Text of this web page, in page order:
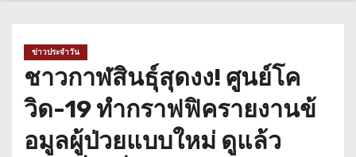
ข่าวประจำวัน
ชาวกาฬสินธุ์สุดงง! ศูนย์โค
วิด-19 ทำกราฟฟิครายงานข้
อมูลผู้ป่วยแบบใหม่ ดูแล้ว